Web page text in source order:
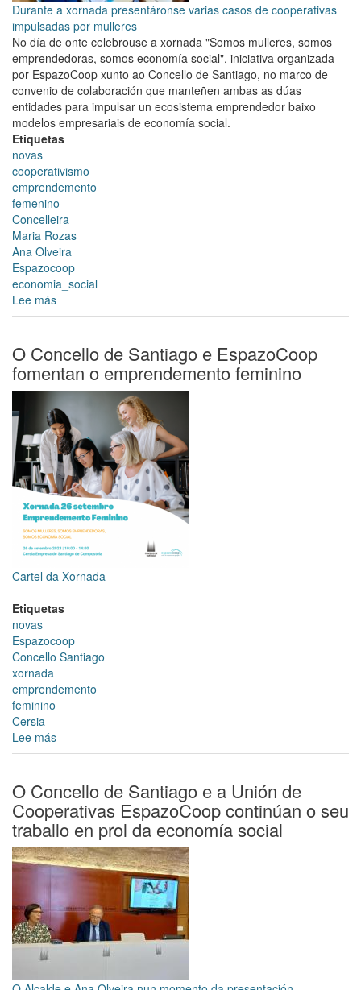
Durante a xornada presentáronse varias casos de cooperativas
impulsadas por mulleres
No día de onte celebrouse a xornada "Somos mulleres, somos
emprendedoras, somos economía social", iniciativa organizada
por EspazoCoop xunto ao Concello de Santiago, no marco de
convenio de colaboración que manteñen ambas as dúas
entidades para impulsar un ecosistema emprendedor baixo
modelos empresariais de economía social.
Etiquetas
novas
cooperativismo
emprendemento
femenino
Concelleira
Maria Rozas
Ana Olveira
Espazocoop
economia_social
Lee más
O
motor
para
o
emprendemento
feminino
O Concello de Santiago e EspazoCoop
fomentan o emprendemento feminino
Cartel da Xornada
Etiquetas
novas
Espazocoop
Concello Santiago
xornada
emprendemento
feminino
Cersia
Lee más
O
de
Santiago
e
EspazoCoop
fomentan
o
emprendemento
O Concello de Santiago e a Unión de
Cooperativas EspazoCoop continúan o seu
traballo en prol da economía social